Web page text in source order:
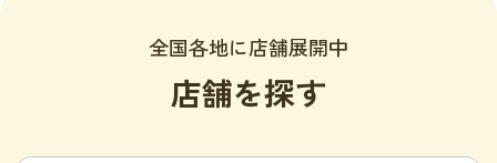
全国各地に店舗展開中
店舗を探す